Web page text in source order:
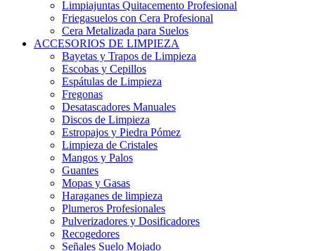
Limpiajuntas Quitacemento Profesional
Friegasuelos con Cera Profesional
Cera Metalizada para Suelos
ACCESORIOS DE LIMPIEZA
Bayetas y Trapos de Limpieza
Escobas y Cepillos
Espátulas de Limpieza
Fregonas
Desatascadores Manuales
Discos de Limpieza
Estropajos y Piedra Pómez
Limpieza de Cristales
Mangos y Palos
Guantes
Mopas y Gasas
Haraganes de limpieza
Plumeros Profesionales
Pulverizadores y Dosificadores
Recogedores
Señales Suelo Mojado